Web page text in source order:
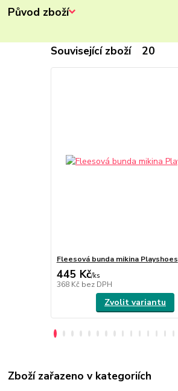
Původ zboží
Související zboží 20
Fleesová bunda mikina Playshoes
445 Kč/ks
368 Kč bez DPH
Zvolit variantu
Zboží zařazeno v kategoriích